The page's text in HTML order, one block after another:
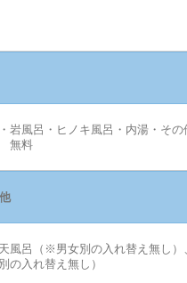
岩風呂・ヒノキ風呂・内湯・そ
無料
風呂（※男女別の入れ替え無し）
の入れ替え無し）